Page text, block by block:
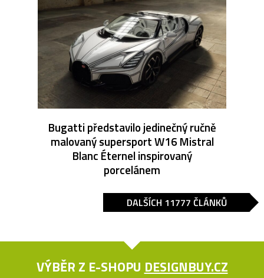
Bugatti představilo jedinečný ručně
malovaný supersport W16 Mistral
Blanc Éternel inspirovaný
porcelánem
DALŠÍCH 11777 ČLÁNKŮ
VÝBĚR Z E-SHOPU DESIGNBUY.CZ